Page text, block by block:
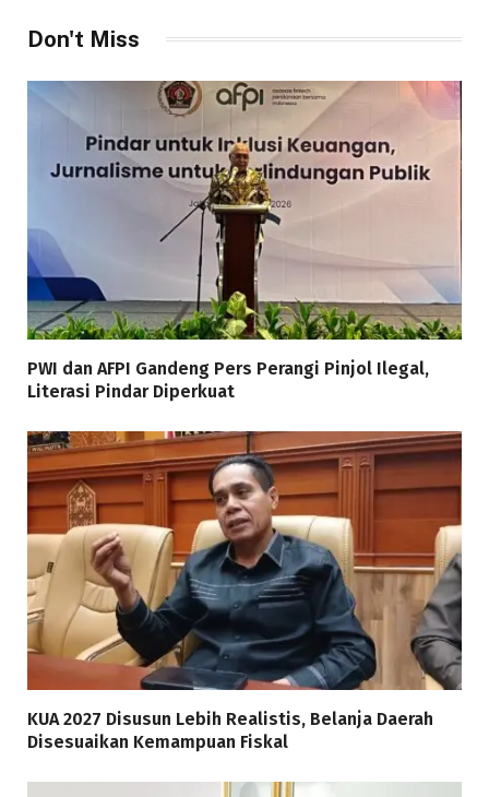
Don't Miss
PWI dan AFPI Gandeng Pers Perangi Pinjol Ilegal,
Literasi Pindar Diperkuat
KUA 2027 Disusun Lebih Realistis, Belanja Daerah
Disesuaikan Kemampuan Fiskal